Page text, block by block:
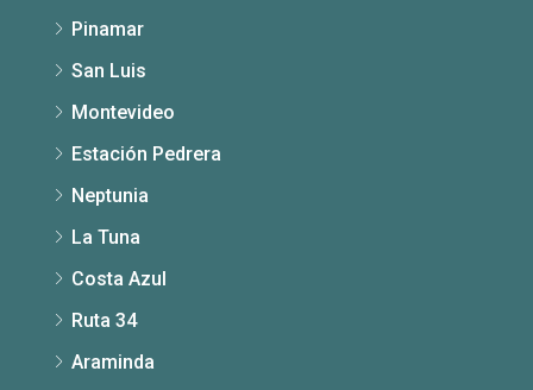
Pinamar
San Luis
Montevideo
Estación Pedrera
Neptunia
La Tuna
Costa Azul
Ruta 34
Araminda